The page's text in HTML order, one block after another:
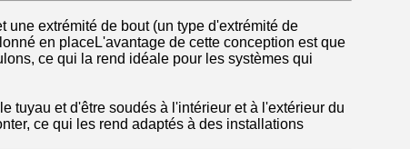
extrémité de bout (un type d'extrémité de
en placeL'avantage de cette conception est que
ce qui la rend idéale pour les systèmes qui
tuyau et d'être soudés à l'intérieur et à l'extérieur du
ce qui les rend adaptés à des installations